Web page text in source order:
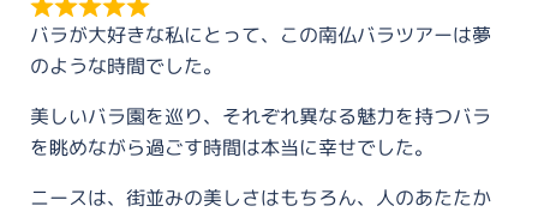
バラが大好きな私にとって、この南仏バラツアーは夢
のような時間でした。
美しいバラ園を巡り、それぞれ異なる魅力を持つバラ
を眺めながら過ごす時間は本当に幸せでした。
ニースは、街並みの美しさはもちろん、人のあたたか